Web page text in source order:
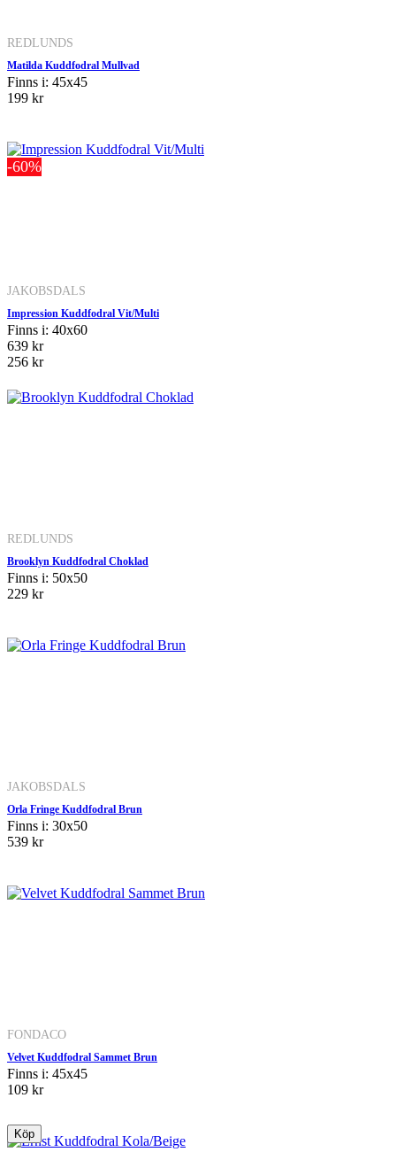
REDLUNDS
Matilda Kuddfodral Mullvad
Finns i: 45x45
199 kr
-60%
JAKOBSDALS
Impression Kuddfodral Vit/Multi
Finns i: 40x60
639 kr
256 kr
REDLUNDS
Brooklyn Kuddfodral Choklad
Finns i: 50x50
229 kr
JAKOBSDALS
Orla Fringe Kuddfodral Brun
Finns i: 30x50
539 kr
FONDACO
Velvet Kuddfodral Sammet Brun
Finns i: 45x45
109 kr